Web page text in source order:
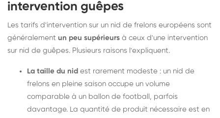
intervention guêpes
Les tarifs d'intervention sur un nid de frelons européens sont
généralement un peu supérieurs à ceux d'une intervention
sur nid de guêpes. Plusieurs raisons l'expliquent.
La taille du nid est rarement modeste : un nid de
frelons en pleine saison occupe un volume
comparable à un ballon de football, parfois
davantage. La quantité de produit nécessaire est en